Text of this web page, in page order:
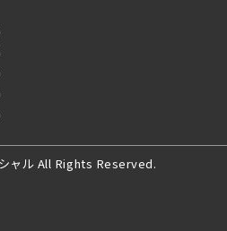
ャル All Rights Reserved.